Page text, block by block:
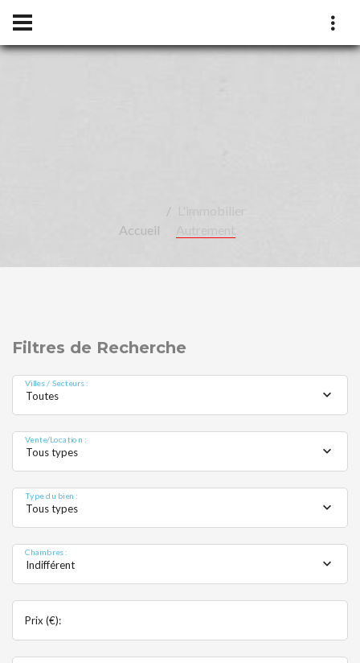
Accueil
Autrement
Filtres de Recherche
Villes / Secteurs :
Toutes
Vente/Location :
Tous types
Type du bien :
Tous types
Chambres :
Indifférent
Prix (€):